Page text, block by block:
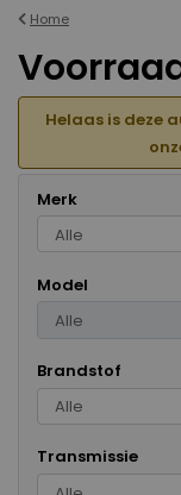
Home
Helaas is deze
Merk
Model
Brandstof
Transmissie